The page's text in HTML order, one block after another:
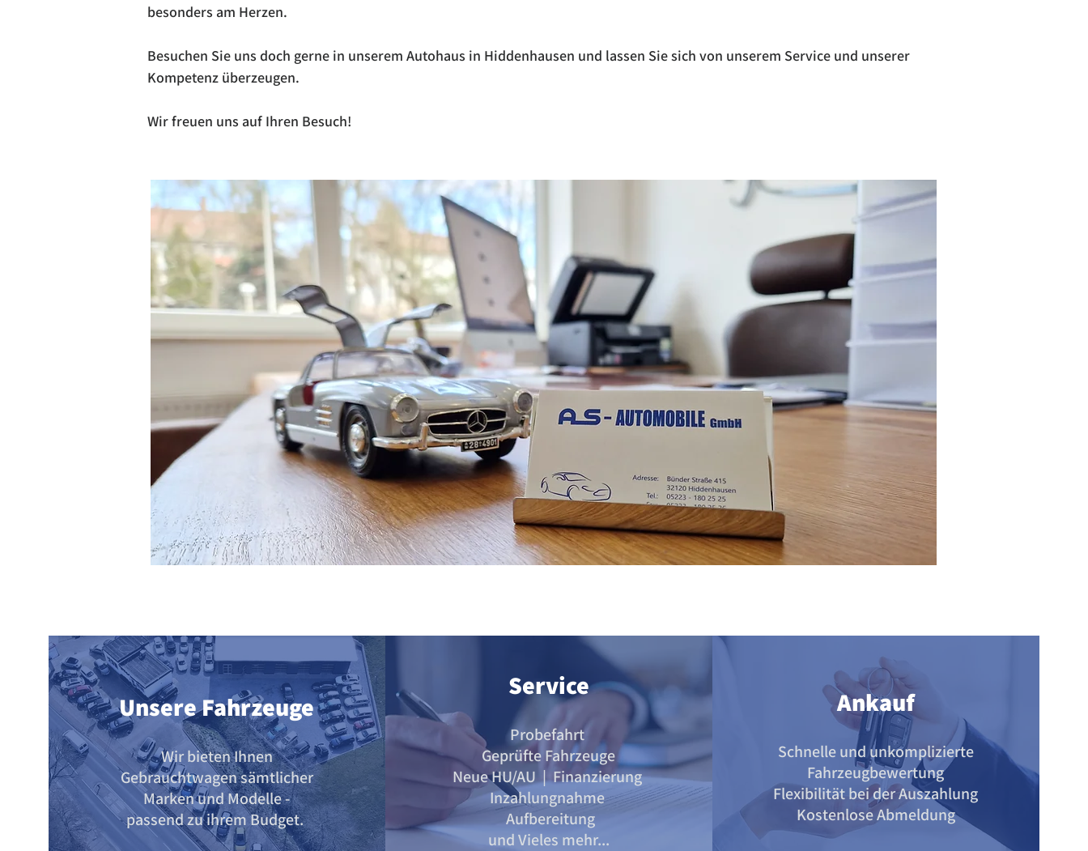
besonders am Herzen.
Besuchen Sie uns doch gerne in unserem Autohaus in Hiddenhausen und lassen Sie sich von unserem Service und unserer
Kompetenz überzeugen.
Wir freuen uns auf Ihren Besuch!
Unsere Fahrzeuge
Wir bieten Ihnen
Gebrauchtwagen sämtlicher
Marken und Modelle -
passend zu ihrem Budget.
Service
Probefahrt
Geprüfte Fahrzeuge
Neue HU/AU | Finanzierung
Inzahlungnahme
Aufbereitung
und Vieles mehr...
Ankauf
Schnelle und unkomplizierte
Fahrzeugbewertung
Flexibilität bei der Auszahlung
Kostenlose Abmeldung